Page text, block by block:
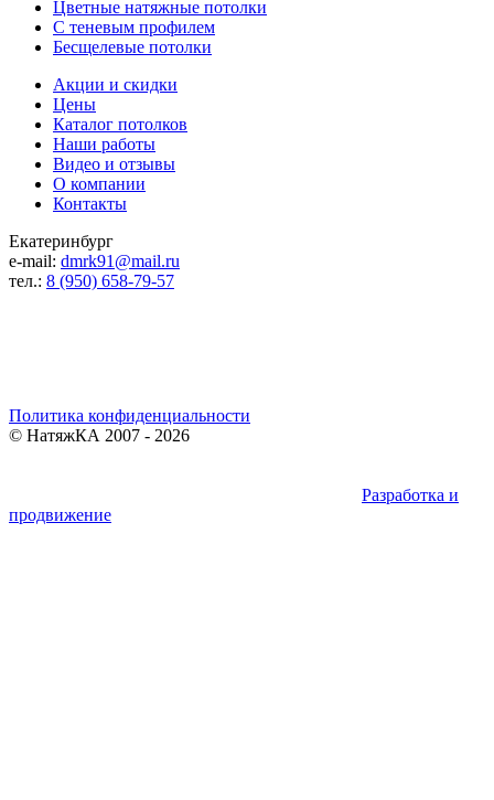
Цветные натяжные потолки
С теневым профилем
Бесщелевые потолки
Акции и скидки
Цены
Каталог потолков
Наши работы
Видео и отзывы
О компании
Контакты
Екатеринбург
e-mail: dmrk91@mail.ru
тел.: 8 (950) 658-79-57
Политика конфиденциальности
© НатяжКА 2007 - 2026
Разработка и
продвижение